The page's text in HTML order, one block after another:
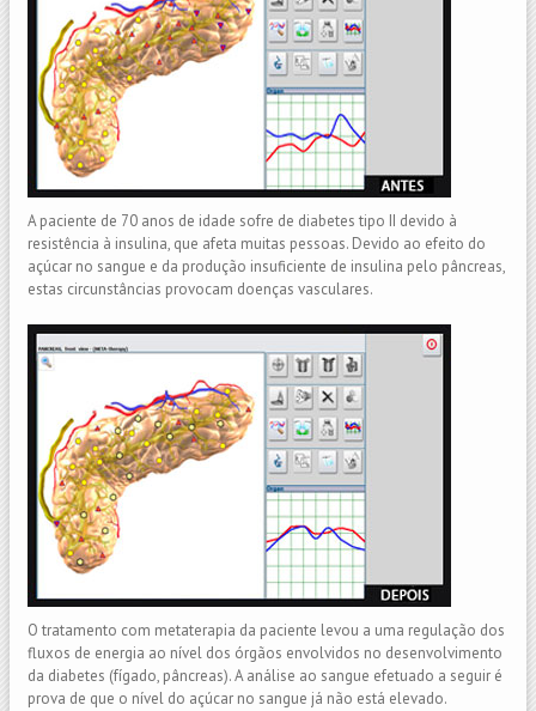
A paciente de 70 anos de idade sofre de diabetes tipo II devido à
resistência à insulina, que afeta muitas pessoas. Devido ao efeito do
açúcar no sangue e da produção insuficiente de insulina pelo pâncreas,
estas circunstâncias provocam doenças vasculares.
O tratamento com metaterapia da paciente levou a uma regulação dos
fluxos de energia ao nível dos órgãos envolvidos no desenvolvimento
da diabetes (fígado, pâncreas). A análise ao sangue efetuado a seguir é
prova de que o nível do açúcar no sangue já não está elevado.